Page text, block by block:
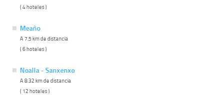
( 4 hoteles )
Meaño
A 7.5 km de distancia
( 6 hoteles )
Noalla - Sanxenxo
A 8.32 km de distancia
( 12 hoteles )